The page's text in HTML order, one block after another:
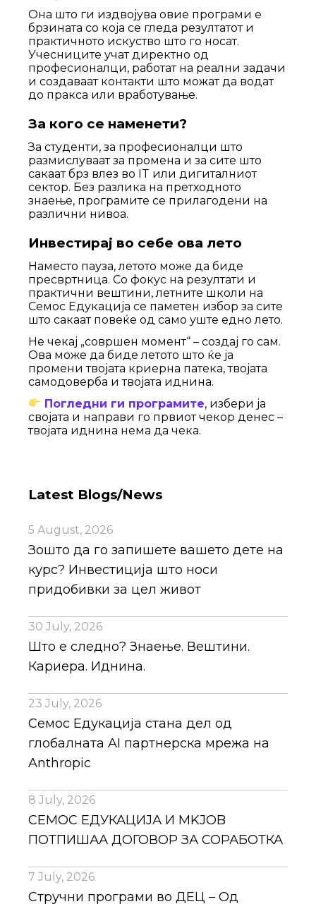
Она што ги издвојува овие програми е
брзината со која се гледа резултатот и
практичното искуство што го носат.
Учесниците учат директно од
професионалци, работат на реални задачи
и создаваат контакти што можат да водат
до пракса или вработување.
За кого се наменети?
За студенти, за професионалци што
размислуваат за промена и за сите што
сакаат брз влез во IT или дигиталниот
сектор. Без разлика на претходното
знаење, програмите се прилагодени на
различни нивоа.
Инвестирај во себе ова лето
Наместо пауза, летото може да биде
пресвртница. Со фокус на резултати и
практични вештини, летните школи на
Семос Едукација се паметен избор за сите
што сакаат повеќе од само уште едно лето.
Не чекај „совршен момент“ – создај го сам.
Ова може да биде летото што ќе ја
промени твојата криерна патека, твојата
самодоверба и твојата иднина.
Погледни ги програмите, избери ја
својата и направи го првиот чекор денес –
твојата иднина нема да чека.
Latest Blogs/News
5 August, 2026
Зошто да го запишете вашето дете на
курс? Инвестиција што носи
придобивки за цел живот
30 July, 2026
Што е следно? Знаење. Вештини.
Кариера. Иднина.
23 July, 2026
Семос Едукација стана дел од
глобалната AI партнерска мрежа на
Anthropic
8 July, 2026
СЕМОС ЕДУКАЦИЈА И MKJOB
ПОТПИШАА ДОГОВОР ЗА СОРАБОТКА
7 July, 2026
Стручни програми во ДЕЦ – Од